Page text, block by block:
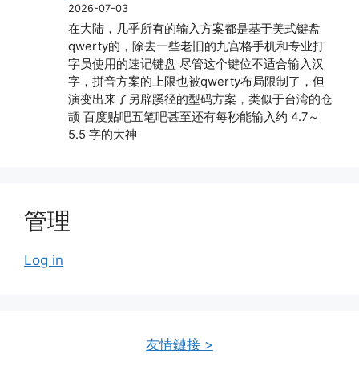
2026-07-03
在大陆，几乎所有的输入方案都是基于美式键盘
qwerty的，除去一些老旧的九宫格手机和专业打
字员使用的速记键盘 尽管这个键位不适合输入汉
字，拼音方案的上限也被qwerty布局限制了，但
演变出来了另辟蹊径的型码方案，类似于台湾的仓
颉 百度贴吧五笔吧甚至还有每秒能输入约 4.7～
5.5 字的大神
管理
Log in
友情鏈接 >